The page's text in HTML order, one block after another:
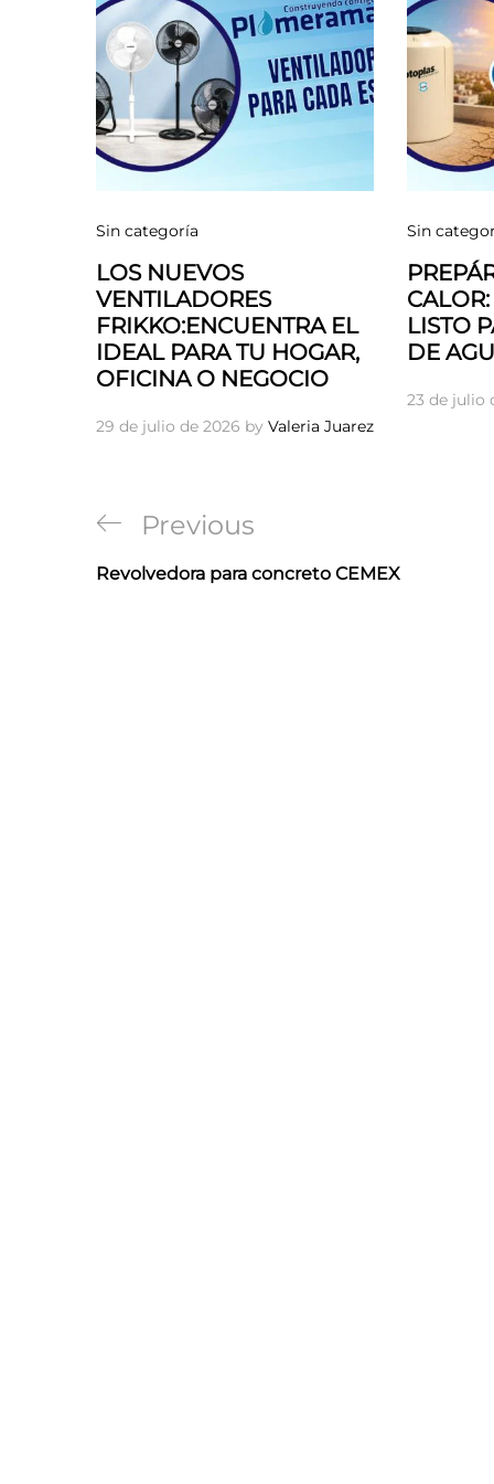
Sin categoría
LOS NUEVOS
VENTILADORES
FRIKKO:ENCUENTRA EL
IDEAL PARA TU HOGAR,
OFICINA O NEGOCIO
29 de julio de 2026 by Valeria Juarez
Sin
LISTO
DE
23 de julio
Navegación
de
Previous
Post
Previous
Revolvedora para concreto CEMEX